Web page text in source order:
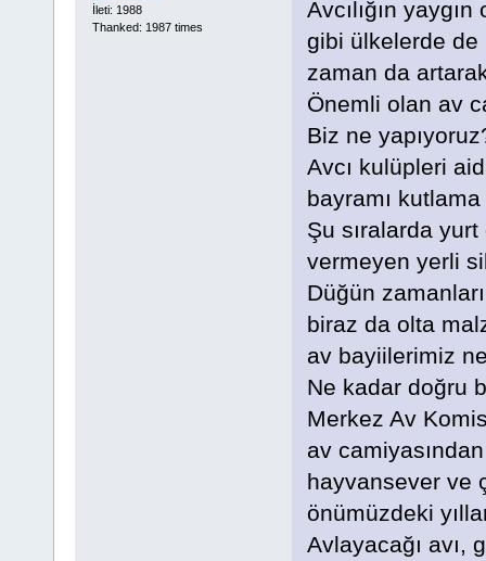
İleti: 1988
Thanked: 1987 times
Avcılığın
gibi ülkelerde de
zaman da
Önemli olan av
Biz ne
Avcı kulüpleri
bayramı
Şu sıralarda yurt
vermeyen yerli
Düğün
biraz da olta
av bayiilerimiz
Ne kadar doğru
Merkez Av
av
hayvansever ve
önümüzdeki
Avlayacağı avı,